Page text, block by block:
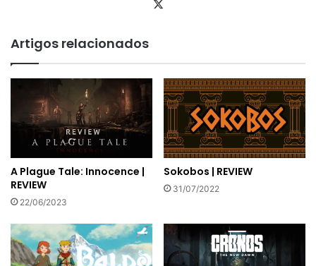
Artigos relacionados
A Plague Tale: Innocence |
REVIEW
22/06/2023
Sokobos | REVIEW
31/07/2022